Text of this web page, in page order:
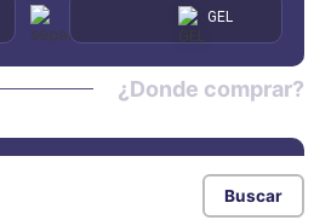
¿Donde comprar?
Buscar